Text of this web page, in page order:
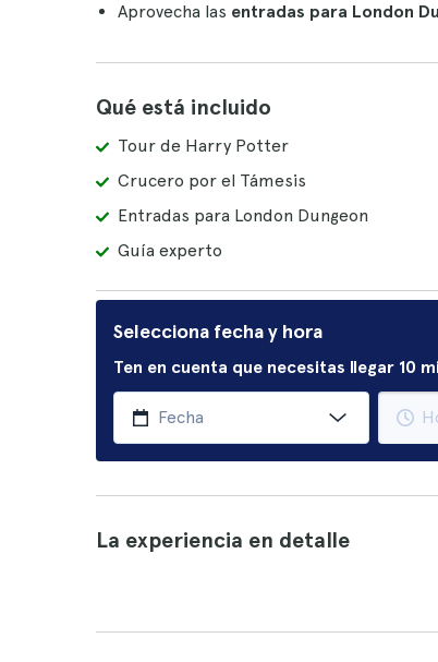
Aprovecha las entradas para London
Qué está incluido
Tour de Harry Potter
Crucero por el Támesis
Entradas para London Dungeon
Guía experto
Selecciona fecha y hora
Ten en cuenta que necesitas llegar 10
La experiencia en detalle